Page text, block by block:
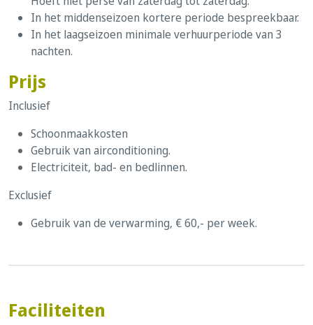
In het middenseizoen kortere periode bespreekbaar.
In het laagseizoen minimale verhuurperiode van 3
nachten.
Prijs
Inclusief
Schoonmaakkosten
Gebruik van airconditioning.
Electriciteit, bad- en bedlinnen.
Exclusief
Gebruik van de verwarming, € 60,- per week.
Faciliteiten